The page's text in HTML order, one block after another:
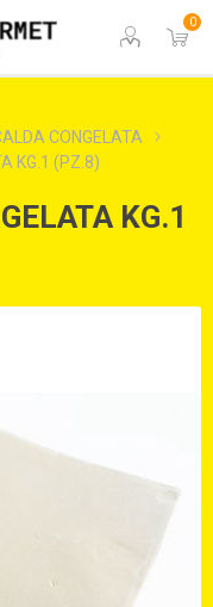
0
CONGELATA
KG.1 (PZ.8)
KG.1